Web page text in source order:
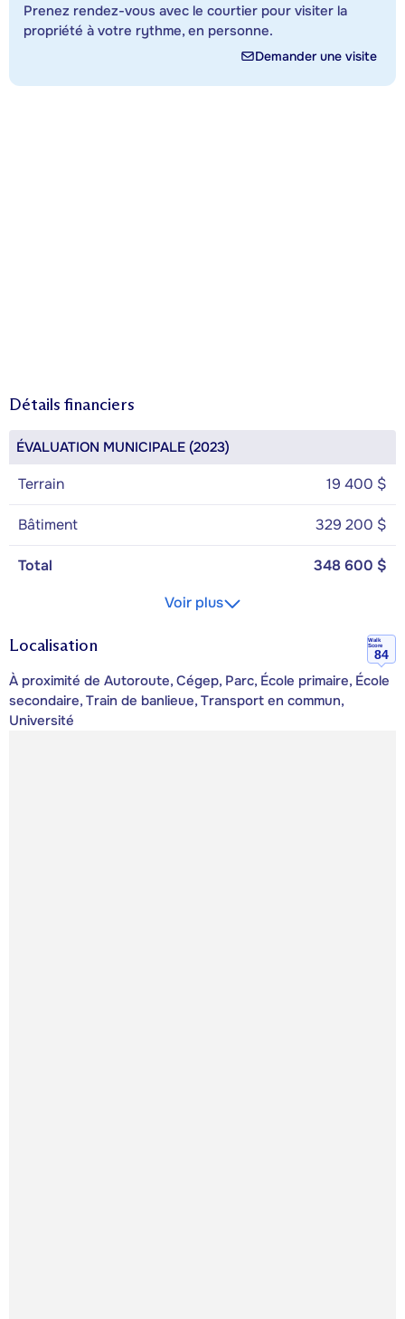
Prenez rendez-vous avec le courtier pour visiter la
propriété à votre rythme, en personne.
Demander une visite
Détails financiers
ÉVALUATION MUNICIPALE (2023)
Terrain 19 400 $
Bâtiment 329 200 $
Total
348 600 $
Voir plus
Localisation
Walk
Score
84
À proximité de Autoroute, Cégep, Parc, École primaire, École
secondaire, Train de banlieue, Transport en commun,
Université